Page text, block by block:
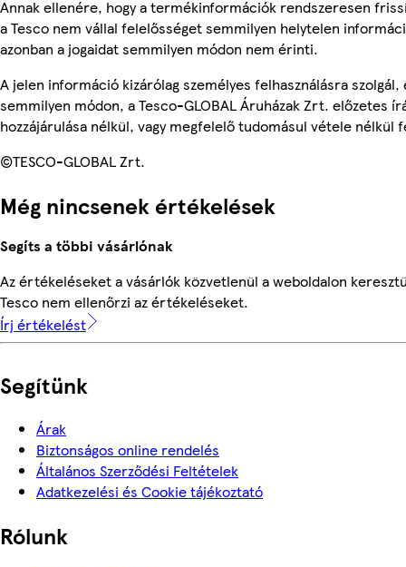
Annak ellenére, hogy a termékinformációk rendszeresen
a Tesco nem vállal felelősséget semmilyen helytelen
azonban a jogaidat semmilyen módon nem érinti.
A jelen információ kizárólag személyes felhasználásra
semmilyen módon, a Tesco-GLOBAL Áruházak Zrt. előzetes
hozzájárulása nélkül, vagy megfelelő tudomásul vétele nélkül
©TESCO-GLOBAL Zrt.
Még nincsenek értékelések
Segíts a többi vásárlónak
Az értékeléseket a vásárlók közvetlenül a weboldalon
Tesco nem ellenőrzi az értékeléseket.
Írj értékelést
Segítünk
Árak
Biztonságos online rendelés
Általános Szerződési Feltételek
Adatkezelési és Cookie tájékoztató
Rólunk